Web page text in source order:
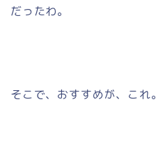
だったわ。
そこで、おすすめが、これ。